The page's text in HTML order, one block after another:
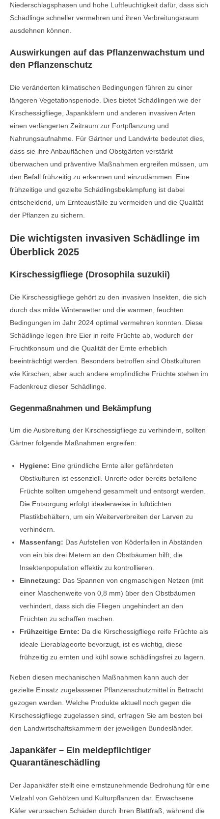
Niederschlagsphasen und hohe Luftfeuchtigkeit dafür, dass sich
Schädlinge schneller vermehren und ihren Verbreitungsraum
ausdehnen können.
Auswirkungen auf das Pflanzenwachstum und
den Pflanzenschutz
Die veränderten klimatischen Bedingungen führen zu einer
längeren Vegetationsperiode. Dies bietet Schädlingen wie der
Kirschessigfliege, Japankäfern und anderen invasiven Arten
einen verlängerten Zeitraum zur Fortpflanzung und
Nahrungsaufnahme. Für Gärtner und Landwirte bedeutet dies,
dass sie ihre Anbauflächen und Obstgärten verstärkt
überwachen und präventive Maßnahmen ergreifen müssen, um
den Befall frühzeitig zu erkennen und einzudämmen. Eine
frühzeitige und gezielte Schädlingsbekämpfung ist dabei
entscheidend, um Ernteausfälle zu vermeiden und die Qualität
der Pflanzen zu sichern.
Die wichtigsten invasiven Schädlinge im
Überblick 2025
Kirschessigfliege (Drosophila suzukii)
Die Kirschessigfliege gehört zu den invasiven Insekten, die sich
durch das milde Winterwetter und die warmen, feuchten
Bedingungen im Jahr 2024 optimal vermehren konnten. Diese
Schädlinge legen ihre Eier in reife Früchte ab, wodurch der
Fruchtkonsum und die Qualität der Ernte erheblich
beeinträchtigt werden. Besonders betroffen sind Obstkulturen
wie Kirschen, aber auch andere empfindliche Früchte stehen im
Fadenkreuz dieser Schädlinge.
Gegenmaßnahmen und Bekämpfung
Um die Ausbreitung der Kirschessigfliege zu verhindern, sollten
Gärtner folgende Maßnahmen ergreifen:
Hygiene: Eine gründliche Ernte aller gefährdeten
Obstkulturen ist essenziell. Unreife oder bereits befallene
Früchte sollten umgehend gesammelt und entsorgt werden.
Die Entsorgung erfolgt idealerweise in luftdichten
Plastikbehältern, um ein Weiterverbreiten der Larven zu
verhindern.
Massenfang: Das Aufstellen von Köderfallen in Abständen
von ein bis drei Metern an den Obstbäumen hilft, die
Insektenpopulation effektiv zu kontrollieren.
Einnetzung: Das Spannen von engmaschigen Netzen (mit
einer Maschenweite von 0,8 mm) über den Obstbäumen
verhindert, dass sich die Fliegen ungehindert an den
Früchten zu schaffen machen.
Frühzeitige Ernte: Da die Kirschessigfliege reife Früchte als
ideale Eierablageorte bevorzugt, ist es wichtig, diese
frühzeitig zu ernten und kühl sowie schädlingsfrei zu lagern.
Neben diesen mechanischen Maßnahmen kann auch der
gezielte Einsatz zugelassener Pflanzenschutzmittel in Betracht
gezogen werden. Welche Produkte aktuell noch gegen die
Kirschessigfliege zugelassen sind, erfragen Sie am besten bei
den Landwirtschaftskammern der jeweiligen Bundesländer.
Japankäfer – Ein meldepflichtiger
Quarantäneschädling
Der Japankäfer stellt eine ernstzunehmende Bedrohung für eine
Vielzahl von Gehölzen und Kulturpflanzen dar. Erwachsene
Käfer verursachen Schäden durch ihren Blattfraß, während die